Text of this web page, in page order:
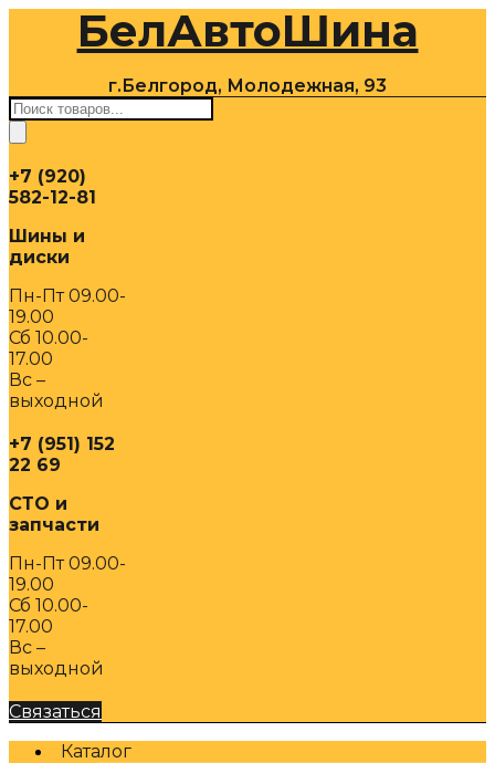
содержимомуБелАвтоШина
г.Белгород, Молодежная, 93
Поиск
товаров
+7 (920)
582-12-81
Шины и
диски
Пн-Пт 09.00-
19.00
Сб 10.00-
17.00
Вс –
выходной
+7 (951) 152
22 69
СТО и
запчасти
Пн-Пт 09.00-
19.00
Сб 10.00-
17.00
Вс –
выходной
Связаться
Каталог